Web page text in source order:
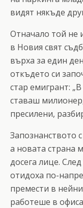
видят някъде
Отначало той не
в Новия свят
върха за един
откъдето си
стар емигрант:
ставаш
пресилени,
Запознанството
а новата страна
досега лице.
отидоха по-
премести в
работеше в